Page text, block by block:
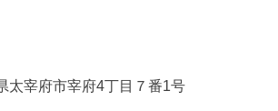
太宰府市宰府4丁目７番1号